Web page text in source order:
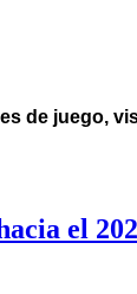
de juego,
el